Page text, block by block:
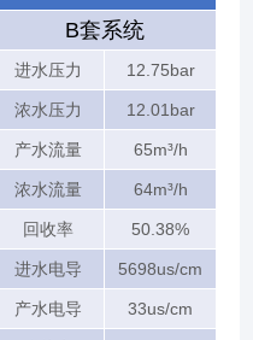
B套系统
进水压力 12.75bar
浓水压力 12.01bar
产水流量 65m³/h
浓水流量 64m³/h
回收率 50.38%
进水电导 5698us/cm
产水电导 33us/cm